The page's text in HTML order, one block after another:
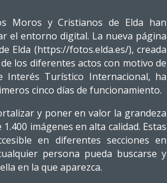
Moros y Cristianos de Elda han
el entorno digital. La nueva página
Elda (https://fotos.elda.es/), creada
los diferentes actos con motivo de
Interés Turístico Internacional, ha
cinco días de funcionamiento.
y poner en valor la grandeza
imágenes en alta calidad. Estas
en diferentes secciones en
persona pueda buscarse y
en la que aparezca.